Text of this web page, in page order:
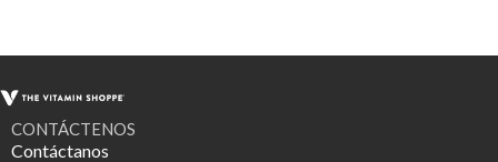
CONTÁCTENOS
Contáctanos